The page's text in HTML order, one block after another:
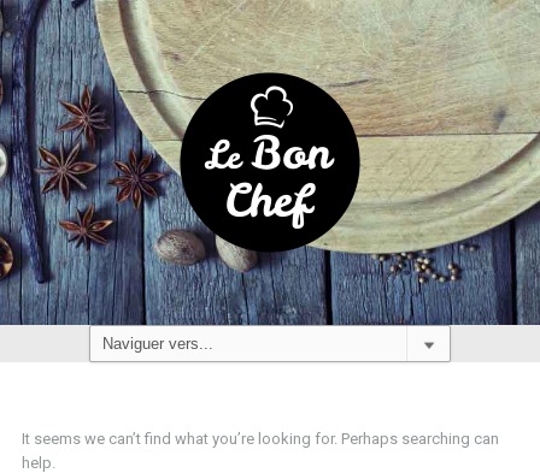
It seems we can’t find what you’re looking for. Perhaps searching can
help.